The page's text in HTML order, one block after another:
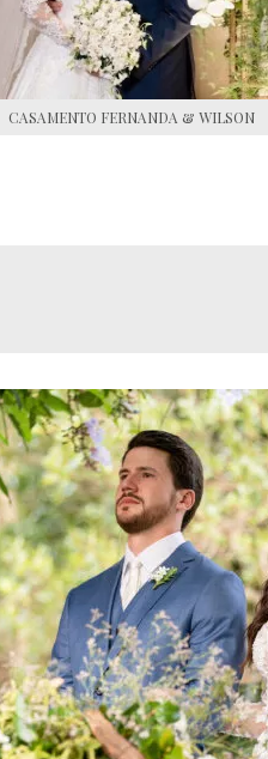
CASAMENTO FERNANDA & WILSON